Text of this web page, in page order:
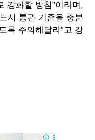
강화할 방침”이라며,
시 통관 기준을 충분
록 주의해달라”고 강